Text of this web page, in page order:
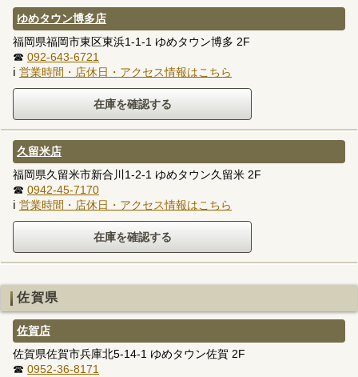
ゆめタウン博多店
福岡県福岡市東区東浜1-1-1 ゆめタウン博多 2F
☎ 092-643-6721
ℹ 営業時間・店休日・アクセス情報はこちら
久留米店
福岡県久留米市新合川1-2-1 ゆめタウン久留米 2F
☎ 0942-45-7170
ℹ 営業時間・店休日・アクセス情報はこちら
佐賀県
佐賀店
佐賀県佐賀市兵庫北5-14-1 ゆめタウン佐賀 2F
☎ 0952-36-8171